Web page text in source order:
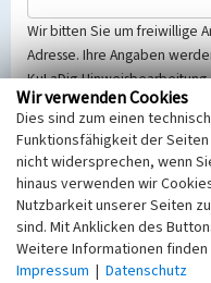
Wir bitten Sie um freiwillige
Adresse. Ihre Angaben
KuLaDig-
Selbstverständlich werden
Telemediengesetzes, des
dem 25.05.2018 gültigen
(EU-DSGVO) vertraulich
Hinweise zumDatenschutz
Nachricht
Wir verwenden Cookies
Dies sind zum einen
Funktionsfähigkeit der
nicht widersprechen, wenn
hinaus verwenden wir
Nutzbarkeit unserer Seiten
sind. Mit Anklicken des
Weitere Informationen
Impressum | Datenschutz